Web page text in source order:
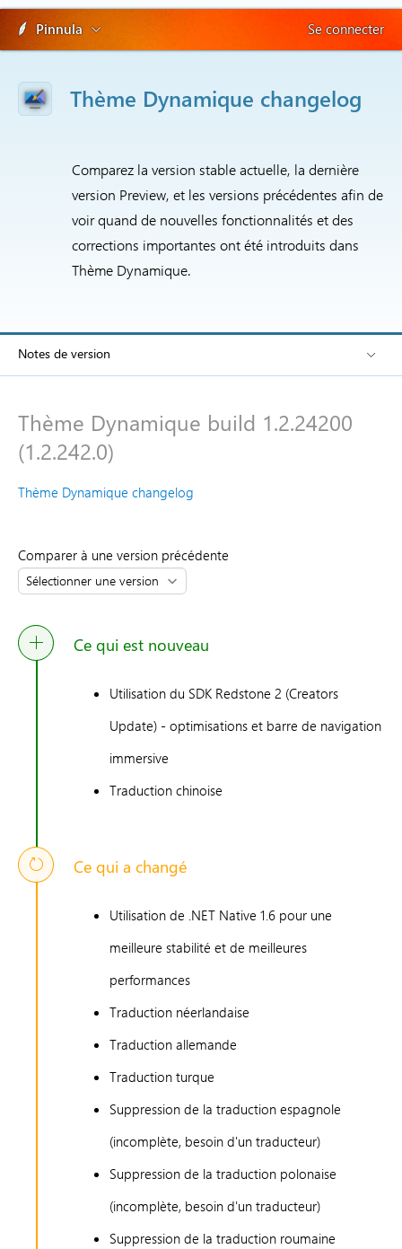
Pinnula Se connecter
Thème Dynamique changelog
Comparez la version stable actuelle, la dernière
version Preview, et les versions précédentes afin de
voir quand de nouvelles fonctionnalités et des
corrections importantes ont été introduits dans
Thème Dynamique.
Notes de version
Thème Dynamique build 1.2.24200
(1.2.242.0)
Thème Dynamique changelog
Comparer à une version précédente
Ce qui est nouveau
Utilisation du SDK Redstone 2 (Creators
Update) - optimisations et barre de navigation
immersive
Traduction chinoise
Ce qui a changé
Utilisation de .NET Native 1.6 pour une
meilleure stabilité et de meilleures
performances
Traduction néerlandaise
Traduction allemande
Traduction turque
Suppression de la traduction espagnole
(incomplète, besoin d'un traducteur)
Suppression de la traduction polonaise
(incomplète, besoin d'un traducteur)
Suppression de la traduction roumaine